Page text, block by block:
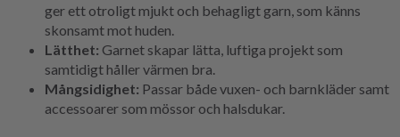
ger ett otroligt mjukt och behagligt garn, som känns
skonsamt mot huden.
Lätthet: Garnet skapar lätta, luftiga projekt som
samtidigt håller värmen bra.
Mångsidighet: Passar både vuxen- och barnkläder samt
accessoarer som mössor och halsdukar.